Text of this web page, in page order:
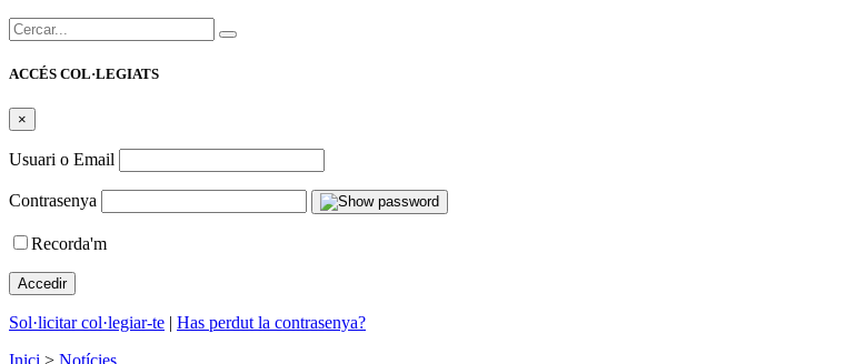
Cercar:
ACCÉS COL·LEGIATS
×
Usuari o Email
Contrasenya
Recorda'm
Sol·licitar col·legiar-te | Has perdut la contrasenya?